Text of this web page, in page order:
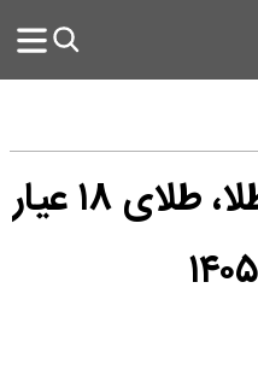
بروزرسانی قیمت طلا، طلای ۱۸ عیار